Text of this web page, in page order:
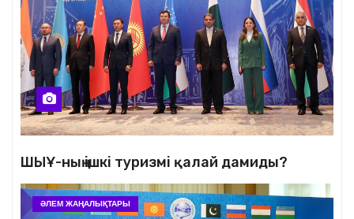
ШЫҰ-ның ішкі туризмі қалай дамиды?
ӘЛЕМ ЖАҢАЛЫҚТАРЫ